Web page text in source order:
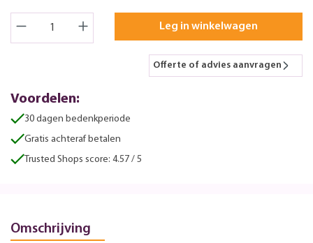
Leg in winkelwagen
Offerte of advies aanvragen
Voordelen:
30 dagen bedenkperiode
Gratis achteraf betalen
Trusted Shops score: 4.57 / 5
Omschrijving